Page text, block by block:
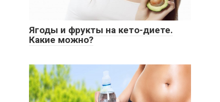
Ягоды и фрукты на кето-диете.
Какие можно?